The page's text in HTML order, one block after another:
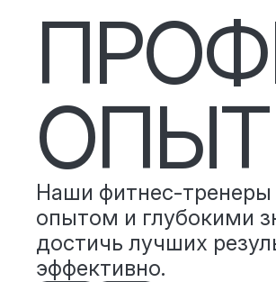
ОПЫТ
Наши фитнес-
опытом и глубокими
достичь лучших
эффективно.